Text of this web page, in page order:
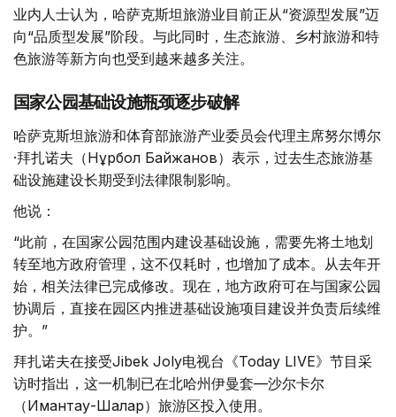
业内人士认为，哈萨克斯坦旅游业目前正从“资源型发展”迈
向“品质型发展”阶段。与此同时，生态旅游、乡村旅游和特
色旅游等新方向也受到越来越多关注。
国家公园基础设施瓶颈逐步破解
哈萨克斯坦旅游和体育部旅游产业委员会代理主席努尔博尔
·拜扎诺夫（Нұрбол Байжанов）表示，过去生态旅游基
础设施建设长期受到法律限制影响。
他说：
“此前，在国家公园范围内建设基础设施，需要先将土地划
转至地方政府管理，这不仅耗时，也增加了成本。从去年开
始，相关法律已完成修改。现在，地方政府可在与国家公园
协调后，直接在园区内推进基础设施项目建设并负责后续维
护。”
拜扎诺夫在接受Jibek Joly电视台《Today LIVE》节目采
访时指出，这一机制已在北哈州伊曼套—沙尔卡尔
（Имантау-Шалқар）旅游区投入使用。